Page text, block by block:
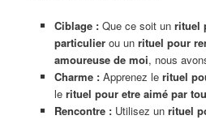
Ciblage :Que ce soit un rituel
particulierou un rituel pour
amoureuse de moi, nous
Charme :Apprenez le rituel
le rituel pour etre aimé par
Rencontre :Utilisez un rituel